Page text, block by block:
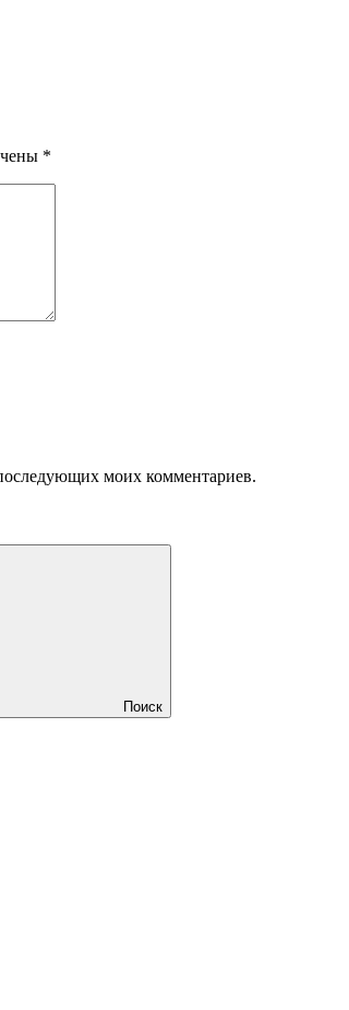
*
моих комментариев.
Поиск